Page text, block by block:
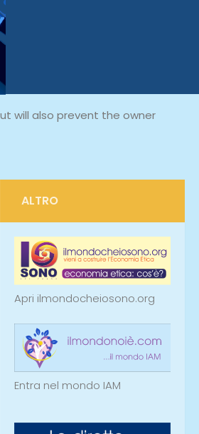
will also prevent the owner
ALTRO
Apri ilmondocheiosono.org
Entra nel mondo IAM